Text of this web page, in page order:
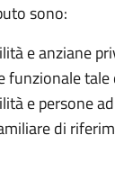
sono:
e anziane
funzionale
e persone
di